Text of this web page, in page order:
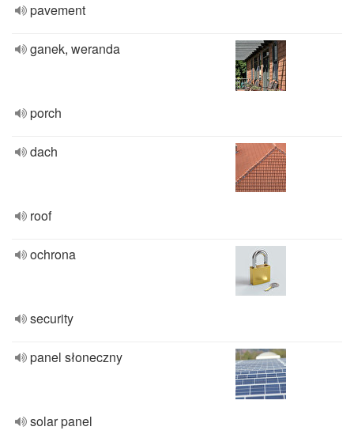
pavement
ganek, weranda
porch
dach
roof
ochrona
security
panel słoneczny
solar panel